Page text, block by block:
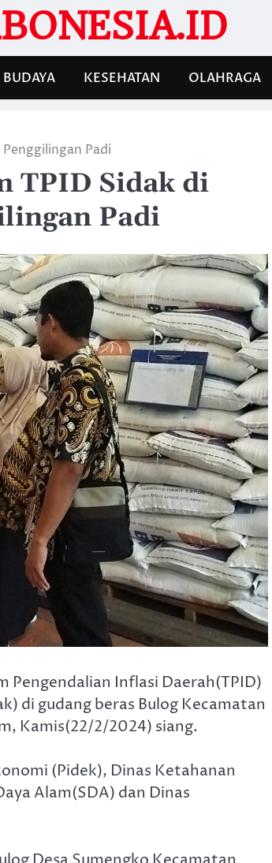
KESEHATAN OLAHRAGA
Padi
TPID Sidak di
Padi
Pengendalian Inflasi Daerah(TPID)
di gudang beras Bulog Kecamatan
Kamis(22/2/2024) siang.
(Pidek), Dinas Ketahanan
Alam(SDA) dan Dinas